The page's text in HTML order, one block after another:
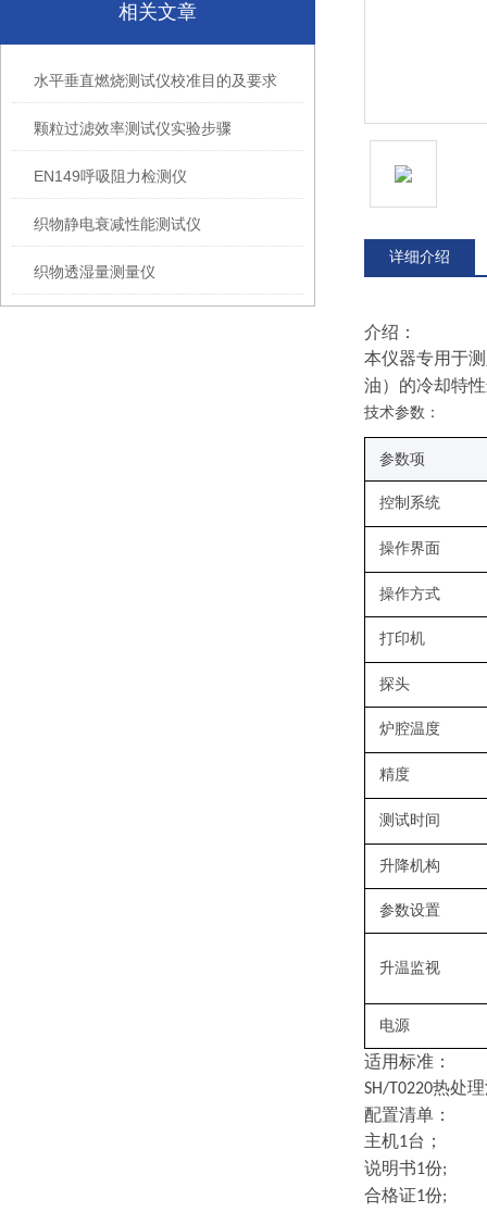
相关文章
水平垂直燃烧测试仪校准目的及要求
颗粒过滤效率测试仪实验步骤
EN149呼吸阻力检测仪
织物静电衰减性能测试仪
织物透湿量测量仪
详细介绍
介绍：
本仪器专用于
油）的冷却特
技术参数：
参数项
控制系统
操作界面
操作方式
打印机
探头
炉腔温度
精度
测试时间
升降机构
参数设置
升温监视
电源
适用标准：
SH/T0220热处
配置清单：
主机1台；
说明书1份;
合格证1份;